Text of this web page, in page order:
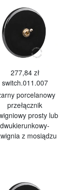
277,84 zł
switch.011.007
porcelanowy
przełącznik
prosty lub
dwukierunkowy-
z mosiądzu